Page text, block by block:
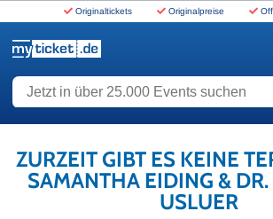
Originaltickets Originalpreise
Jetzt in über 25.000 Events suchen
ZURZEIT GIBT ES KEINE
SAMANTHA EIDING &
USLUER